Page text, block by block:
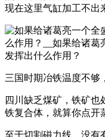
现在这里气缸加工不出
三国时期冶铁温度不够
四川缺乏煤矿，铁矿
铁复合体，就算你点开
至于切割磁力线，没有